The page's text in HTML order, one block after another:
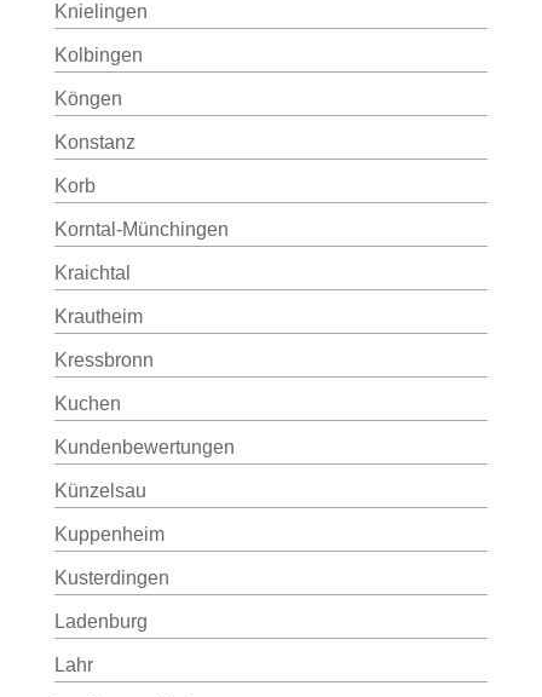
Knielingen
Kolbingen
Köngen
Konstanz
Korb
Korntal-Münchingen
Kraichtal
Krautheim
Kressbronn
Kuchen
Kundenbewertungen
Künzelsau
Kuppenheim
Kusterdingen
Ladenburg
Lahr